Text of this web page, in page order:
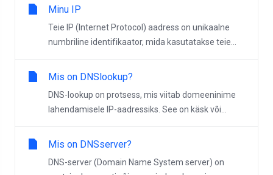
Minu IP
Teie IP (Internet Protocol) aadress on unikaalne
numbriline identifikaator, mida kasutatakse teie...
Mis on DNSlookup?
DNS-lookup on protsess, mis viitab domeeninime
lahendamisele IP-aadressiks. See on käsk või...
Mis on DNSserver?
DNS-server (Domain Name System server) on